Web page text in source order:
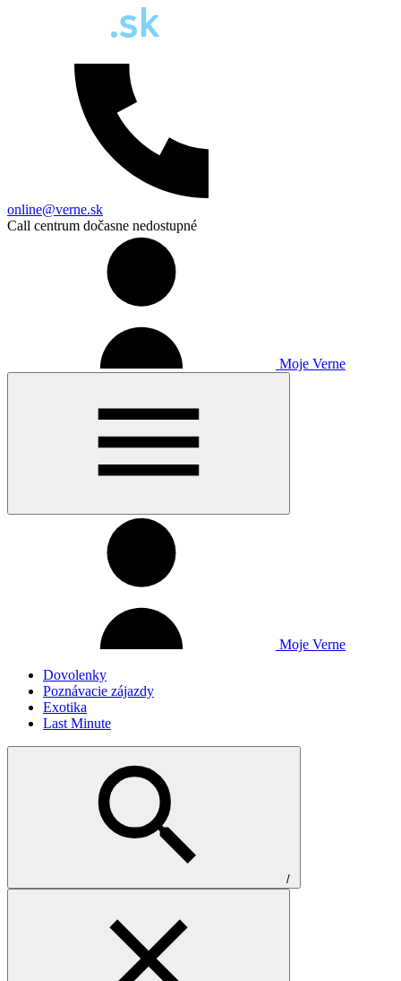
online@verne.sk
Call centrum dočasne nedostupné
Moje Verne
Moje Verne
Dovolenky
Poznávacie zájazdy
Exotika
Last Minute
/